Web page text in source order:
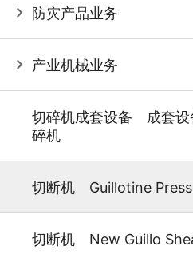
防灾产品业务
产业机械业务
切碎机成套设备 成套设
碎机
切断机 Guillotine Press
切断机 New Guillo